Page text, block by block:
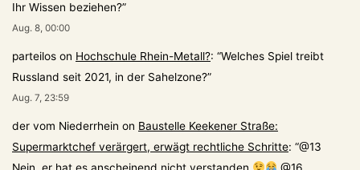
Ihr Wissen beziehen?”
Aug. 8, 00:00
parteilos on Hochschule Rhein-Metall?: “Welches Spiel treibt
Russland seit 2021, in der Sahelzone?”
Aug. 7, 23:59
der vom Niederrhein on Baustelle Keekener Straße:
Supermarktchef verärgert, erwägt rechtliche Schritte: “@13
Nein, er hat es anscheinend nicht verstanden
@16